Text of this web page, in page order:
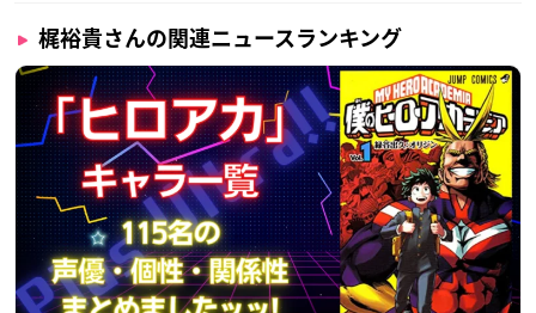
梶裕貴さんの関連ニュースランキング